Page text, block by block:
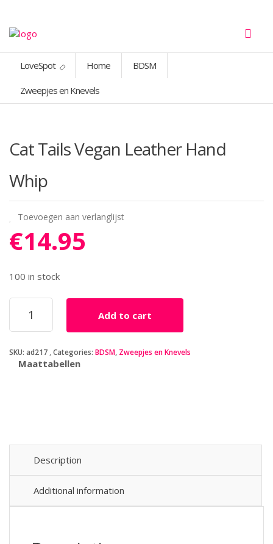
LoveSpot Home BDSM
Zweepjes en Knevels
Cat Tails Vegan Leather Hand
Whip
Toevoegen aan verlanglijst
€14.95
100 in stock
Cat
Tails
Vegan
Hand
Whip
Add to cart
SKU: ad217 Categories: BDSM, Zweepjes en Knevels
Maattabellen
Description
Additional information